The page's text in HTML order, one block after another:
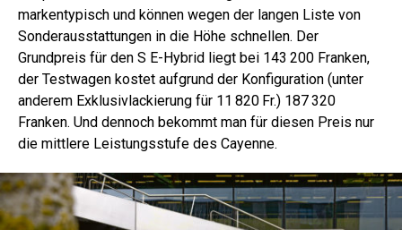
markentypisch und können wegen der langen Liste von
Sonderausstattungen in die Höhe schnellen. Der
Grundpreis für den S E-Hybrid liegt bei 143 200 Franken,
der Testwagen kostet aufgrund der Konfiguration (unter
anderem Exklusivlackierung für 11 820 Fr.) 187 320
Franken. Und dennoch bekommt man für diesen Preis nur
die mittlere Leistungsstufe des Cayenne.